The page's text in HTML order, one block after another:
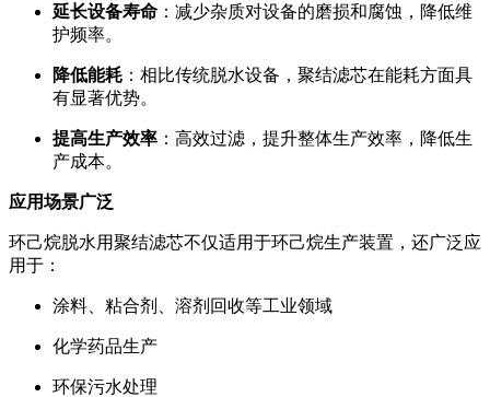
延长设备寿命 ：减少杂质对设备的磨损和腐蚀，降低维
护频率。
降低能耗 ：相比传统脱水设备，聚结滤芯在能耗方面具
有显著优势。
提高生产效率 ：高效过滤，提升整体生产效率，降低生
产成本。
应用场景广泛
环己烷脱水用聚结滤芯不仅适用于环己烷生产装置，还广泛应
用于：
涂料、粘合剂、溶剂回收等工业领域
化学药品生产
环保污水处理